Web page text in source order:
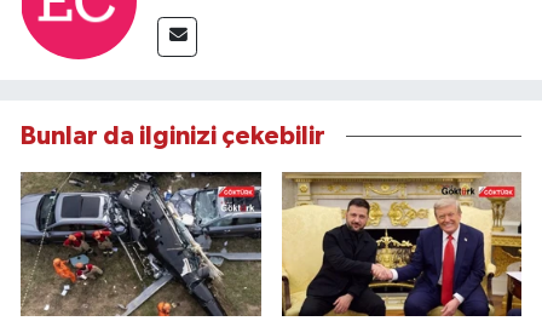
Bunlar da ilginizi çekebilir